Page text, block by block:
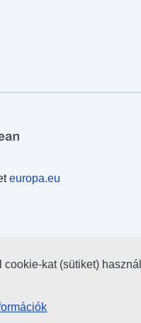
europa.eu
cookie-kat (sütiket)